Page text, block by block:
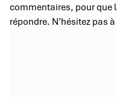
commentaires, pour que
répondre. N’hésitez pas